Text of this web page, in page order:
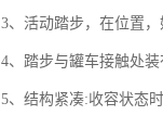
3、活动踏步，在位置，
4、踏步与罐车接触处装
5、结构紧凑:收容状态